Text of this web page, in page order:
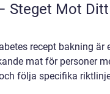
Steget Mot Ditt
recept bakning är
mat för personer
följa specifika